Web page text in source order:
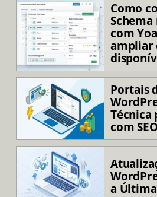
Como
Schema
com
ampliar
Portais
Técnica
com
a Última